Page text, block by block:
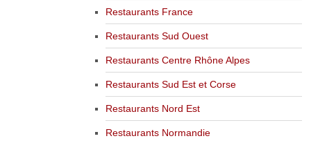
Restaurants France
Restaurants Sud Ouest
Restaurants Centre Rhône Alpes
Restaurants Sud Est et Corse
Restaurants Nord Est
Restaurants Normandie